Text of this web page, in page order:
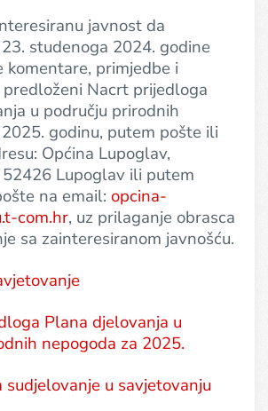
javnost da
studenoga 2024. godine
komentare, primjedbe i
Nacrt prijedloga
u području prirodnih
godinu, putem pošte ili
Općina Lupoglav,
Lupoglav ili putem
na email: opcina-
com.hr, uz prilaganje obrasca
sa zainteresiranom javnošću.
Plana djelovanja u
nepogoda za 2025.
sudjelovanje u savjetovanju